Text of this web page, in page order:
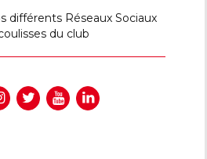
différents Réseaux Sociaux
du club